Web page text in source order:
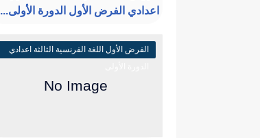
اعدادي الفرض الأول الدورة الأولى...
الفرض الأول اللغة الفرنسية الثالثة اعدادي